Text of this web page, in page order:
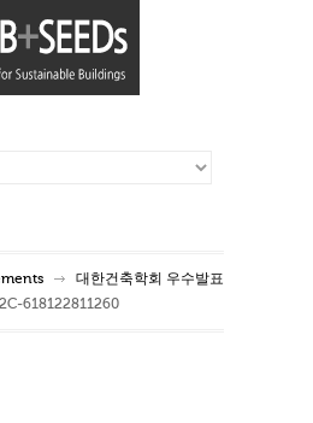
대한건축학회 우수발표
618122811260